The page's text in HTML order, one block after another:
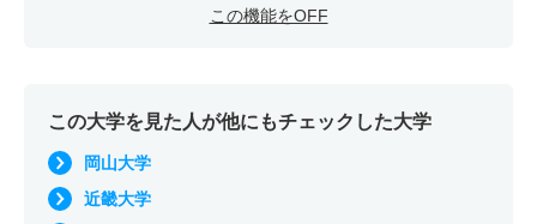
この機能をOFF
この大学を見た人が他にもチェックした大学
岡山大学
近畿大学